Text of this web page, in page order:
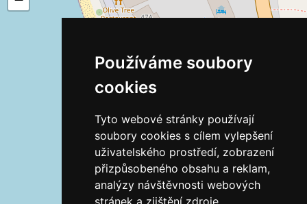
Používáme soubory
cookies
Tyto webové stránky používají
soubory cookies s cílem vylepšení
uživatelského prostředí, zobrazení
přizpůsobeného obsahu a reklam,
analýzy návštěvnosti webových
stránek a zjištění zdroje